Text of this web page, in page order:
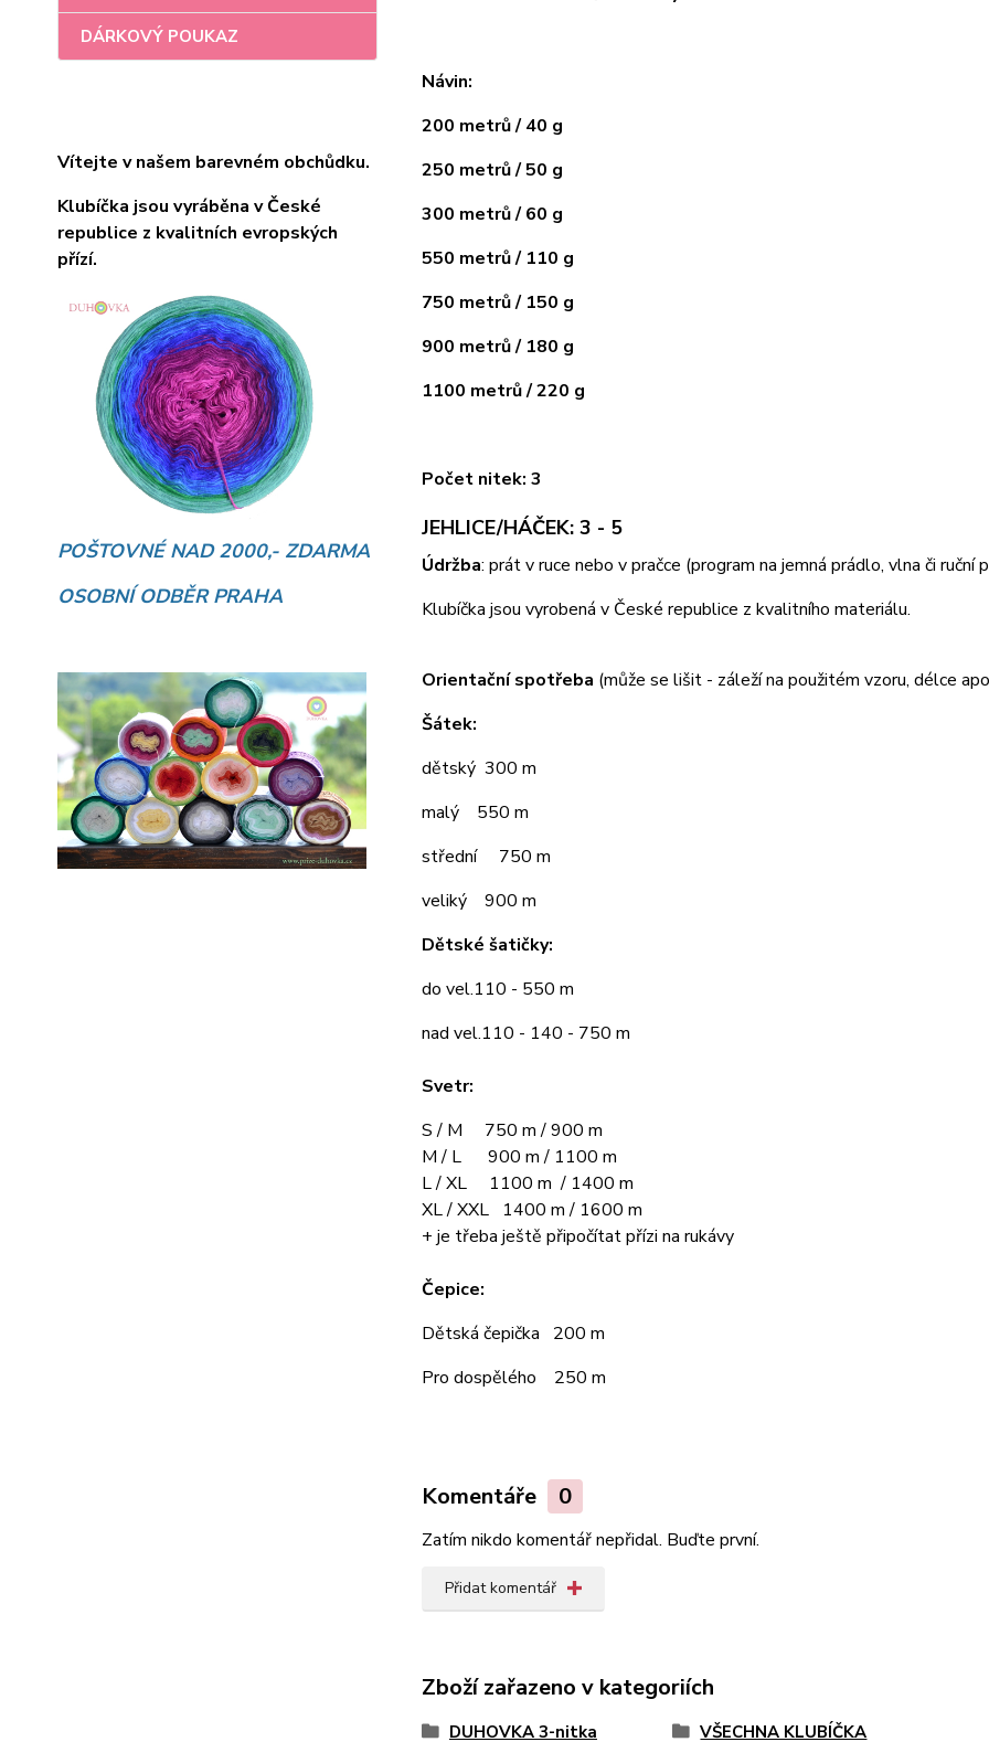
DÁRKOVÝ POUKAZ
Vítejte v našem barevném obchůdku.
Klubíčka jsou vyráběna v České
republice z kvalitních evropských
přízí.
POŠTOVNÉ NAD 2000,- ZDARMA
OSOBNÍ ODBĚR PRAHA
Návin:
200 metrů / 40 g
250 metrů / 50 g
300 metrů / 60 g
550 metrů / 110 g
750 metrů / 150 g
900 metrů / 180 g
1100 metrů / 220 g
Počet nitek: 3
JEHLICE/HÁČEK: 3 - 5
Údržba: prát v ruce nebo v pračce (program na jemná prádlo, vlna či
Klubíčka jsou vyrobená v České republice z kvalitního materiálu.
Orientační spotřeba (může se lišit - záleží na použitém vzoru, délce
Šátek:
dětský 300 m
malý 550 m
střední 750 m
veliký 900 m
Dětské šatičky:
do vel.110 - 550 m
nad vel.110 - 140 - 750 m
Svetr:
S / M 750 m / 900 m
M / L 900 m / 1100 m
L / XL 1100 m / 1400 m
XL / XXL 1400 m / 1600 m
+ je třeba ještě připočítat přízi na rukávy
Čepice:
Dětská čepička 200 m
Pro dospělého 250 m
Komentáře 0
Zatím nikdo komentář nepřidal. Buďte první.
Přidat komentář
Zboží zařazeno v kategoriích
DUHOVKA 3-nitka VŠECHNA KLUBÍČKA